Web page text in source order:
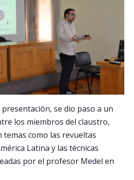
se dio paso a un
los miembros del claustro,
como las revueltas
Latina y las técnicas
por el profesor Medel en